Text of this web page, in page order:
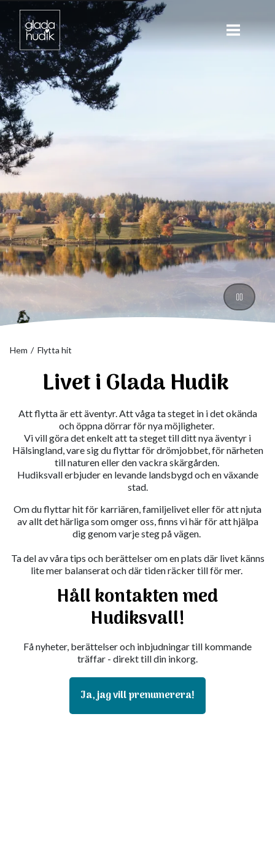
Pause
Hem Flytta hit
Livet i Glada Hudik
Att flytta är ett äventyr. Att våga ta steget in i det okända
och öppna dörrar för nya möjligheter.
Vi vill göra det enkelt att ta steget till ditt nya äventyr i
Hälsingland, vare sig du flyttar för drömjobbet, för närheten
till naturen eller den vackra skärgården.
Hudiksvall erbjuder en levande landsbygd och en växande
stad.
Om du flyttar hit för karriären, familjelivet eller för att njuta
av allt det härliga som omger oss, finns vi här för att hjälpa
dig genom varje steg på vägen.
Ta del av våra tips och berättelser om en plats där livet känns
lite mer balanserat och där tiden räcker till för mer.
Håll kontakten med
Hudiksvall!
Få nyheter, berättelser och inbjudningar till kommande
träffar - direkt till din inkorg.
Ja, jag vill prenumerera!